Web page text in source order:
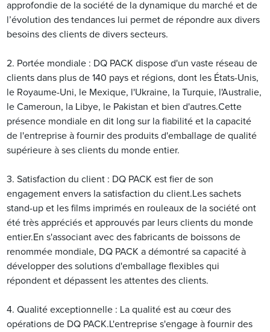
approfondie de la société de la dynamique du marché et de
l’évolution des tendances lui permet de répondre aux divers
besoins des clients de divers secteurs.
2. Portée mondiale : DQ PACK dispose d'un vaste réseau de
clients dans plus de 140 pays et régions, dont les États-Unis,
le Royaume-Uni, le Mexique, l'Ukraine, la Turquie, l'Australie,
le Cameroun, la Libye, le Pakistan et bien d'autres.Cette
présence mondiale en dit long sur la fiabilité et la capacité
de l'entreprise à fournir des produits d'emballage de qualité
supérieure à ses clients du monde entier.
3. Satisfaction du client : DQ PACK est fier de son
engagement envers la satisfaction du client.Les sachets
stand-up et les films imprimés en rouleaux de la société ont
été très appréciés et approuvés par leurs clients du monde
entier.En s'associant avec des fabricants de boissons de
renommée mondiale, DQ PACK a démontré sa capacité à
développer des solutions d'emballage flexibles qui
répondent et dépassent les attentes des clients.
4. Qualité exceptionnelle : La qualité est au cœur des
opérations de DQ PACK.L'entreprise s'engage à fournir des